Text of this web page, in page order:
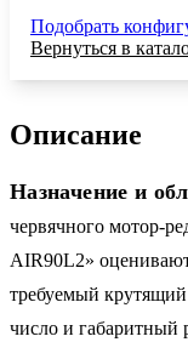
Подобрать
Вернуться в
Описание
Назначение и
червячного мотор-
AIR90L2»
требуемый
число и габаритный